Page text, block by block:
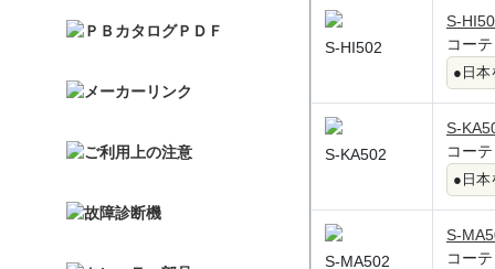
S-HI502
S-
コー
●日本
S-KA502
S-
コー
●日本
S-MA502
S-
コー